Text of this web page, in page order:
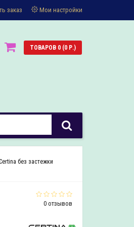
заказ Мои настройки
ТОВАРОВ 0 (0 Р.)
без застежки
0 отзывов